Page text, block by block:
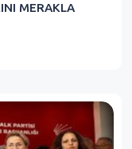
MERAKLA